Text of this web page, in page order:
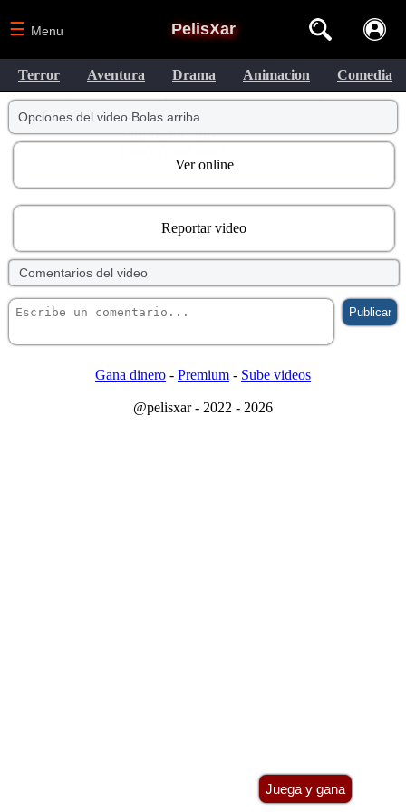
PelisXar
☰ Menu
Terror Aventura Drama Animacion Comedia
Juega y gana
Opciones del video Bolas arriba
Ver online
Reportar video
Comentarios del video
Gana dinero- Premium- Sube videos
@pelisxar - 2022 - 2026